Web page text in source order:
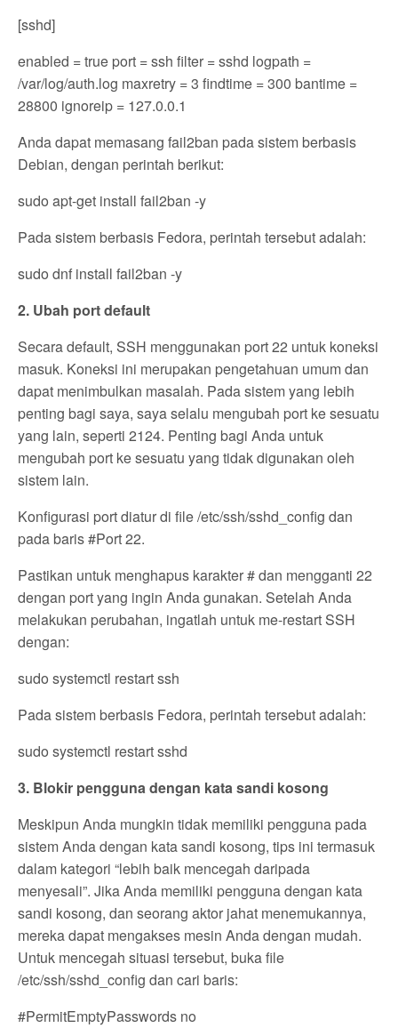
[sshd]
enabled = true port = ssh filter = sshd logpath =
/var/log/auth.log maxretry = 3 findtime = 300 bantime =
28800 ignoreip = 127.0.0.1
Anda dapat memasang fail2ban pada sistem berbasis
Debian, dengan perintah berikut:
sudo apt-get install fail2ban -y
Pada sistem berbasis Fedora, perintah tersebut adalah:
sudo dnf install fail2ban -y
2. Ubah port default
Secara default, SSH menggunakan port 22 untuk koneksi
masuk. Koneksi ini merupakan pengetahuan umum dan
dapat menimbulkan masalah. Pada sistem yang lebih
penting bagi saya, saya selalu mengubah port ke sesuatu
yang lain, seperti 2124. Penting bagi Anda untuk
mengubah port ke sesuatu yang tidak digunakan oleh
sistem lain.
Konfigurasi port diatur di file /etc/ssh/sshd_config dan
pada baris #Port 22.
Pastikan untuk menghapus karakter # dan mengganti 22
dengan port yang ingin Anda gunakan. Setelah Anda
melakukan perubahan, ingatlah untuk me-restart SSH
dengan:
sudo systemctl restart ssh
Pada sistem berbasis Fedora, perintah tersebut adalah:
sudo systemctl restart sshd
3. Blokir pengguna dengan kata sandi kosong
Meskipun Anda mungkin tidak memiliki pengguna pada
sistem Anda dengan kata sandi kosong, tips ini termasuk
dalam kategori “lebih baik mencegah daripada
menyesali”. Jika Anda memiliki pengguna dengan kata
sandi kosong, dan seorang aktor jahat menemukannya,
mereka dapat mengakses mesin Anda dengan mudah.
Untuk mencegah situasi tersebut, buka file
/etc/ssh/sshd_config dan cari baris:
#PermitEmptyPasswords no